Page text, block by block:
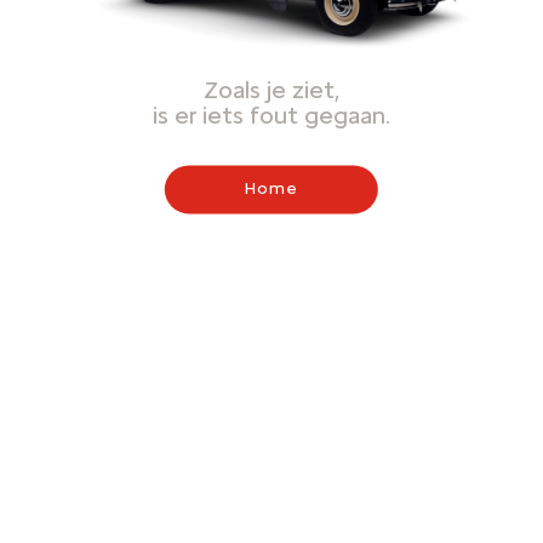
Zoals je ziet,
is er iets fout gegaan.
Home